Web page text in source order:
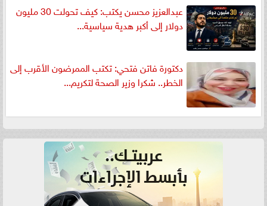
عبدالعزيز محسن يكتب: كيف تحولت 30 مليون
دولار إلى أكبر هدية سياسية...
دكتورة فاتن فتحي: تكتب الممرضون الأقرب إلى
الخطر.. شكرا وزير الصحة لتكريم...